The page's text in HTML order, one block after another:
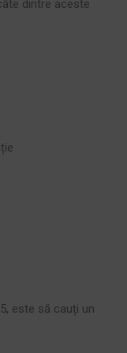
dintre aceste
este să cauți un